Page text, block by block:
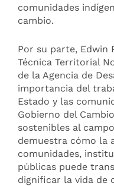
comunidades
cambio.
Por su parte, Edwin
Técnica Territorial
de la Agencia de
importancia del
Estado y las
Gobierno del
sostenibles al
demuestra cómo la
comunidades,
públicas puede
dignificar la vida de